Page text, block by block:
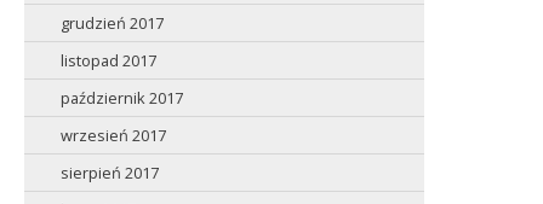
grudzień 2017
listopad 2017
październik 2017
wrzesień 2017
sierpień 2017